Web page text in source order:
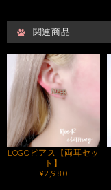
関連商品
LOGOピアス【両耳セッ
ト】
¥2,980